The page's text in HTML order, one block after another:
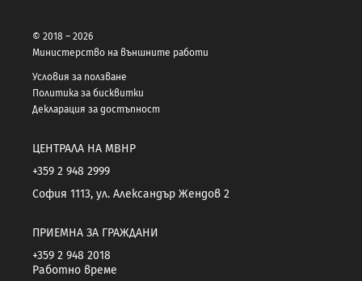
© 2018 – 2026
Министерство на външните работи
Условия за ползване
Политика за бисквитки
Декларация за достъпност
ЦЕНТРАЛА НА МВНР
+359 2 948 2999
София 1113, ул. Александър Жендов 2
ПРИЕМНА ЗА ГРАЖДАНИ
+359 2 948 2018
Работно време